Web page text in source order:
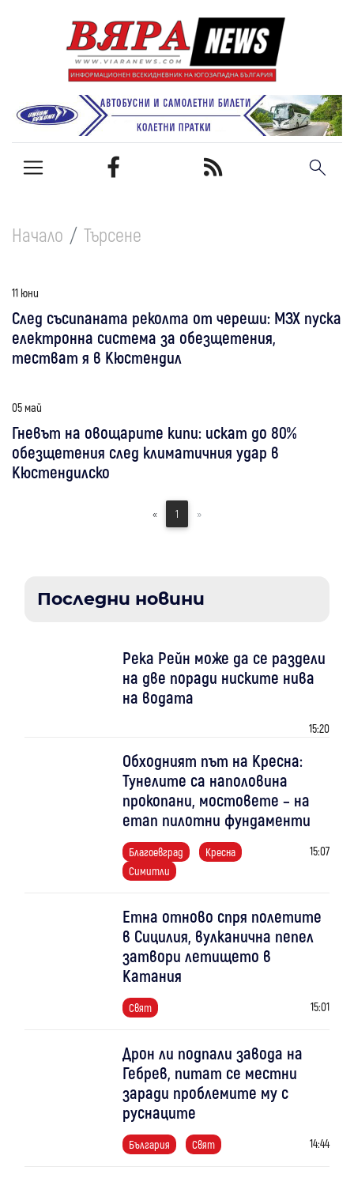
Начало Търсене
11 юни
След съсипаната реколта от череши: МЗХ пуска
електронна система за обезщетения,
тестват я в Кюстендил
05 май
Гневът на овощарите кипи: искат до 80%
обезщетения след климатичния удар в
Кюстендилско
« 1 »
Последни новини
Река Рейн може да се раздели
на две поради ниските нива
на водата
15:20
Обходният път на Кресна:
Тунелите са наполовина
прокопани, мостовете – на
етап пилотни фундаменти
Благоевград
Кресна
Симитли
15:07
Етна отново спря полетите
в Сицилия, вулканична пепел
затвори летището в
Катания
Свят 15:01
Дрон ли подпали завода на
Гебрев, питат се местни
заради проблемите му с
руснаците
България Свят 14:44